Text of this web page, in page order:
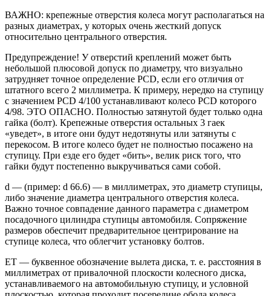
ВАЖНО: крепежные отверстия колеса могут располагаться на
разных диаметрах, у которых очень жесткий допуск
относительно центрального отверстия.
Предупреждение! У отверстий креплений может быть
небольшой плюсовой допуск по диаметру, что визуально
затрудняет точное определение PCD, если его отличия от
штатного всего 2 миллиметра. К примеру, нередко на ступицу
с значением PCD 4/100 устанавливают колесо PCD которого
4/98. ЭТО ОПАСНО. Полностью затянутой будет только одна
гайка (болт). Крепежные отверстия остальных 3 гаек
«уведет», в итоге они будут недотянуты или затянуты с
перекосом. В итоге колесо будет не полностью посажено на
ступицу. При езде его будет «бить», велик риск того, что
гайки будут постепенно выкручиваться сами собой.
d — (пример: d 66.6) — в миллиметрах, это диаметр ступицы,
либо значение диаметра центрального отверстия колеса.
Важно точное совпадение данного параметра с диаметром
посадочного цилиндра ступицы автомобиля. Сопряжение
размеров обеспечит предварительное центрирование на
ступице колеса, что облегчит установку болтов.
ET — буквенное обозначение вылета диска, т. е. расстояния в
миллиметрах от привалочной плоскости колесного диска,
устанавливаемого на автомобильную ступицу, и условной